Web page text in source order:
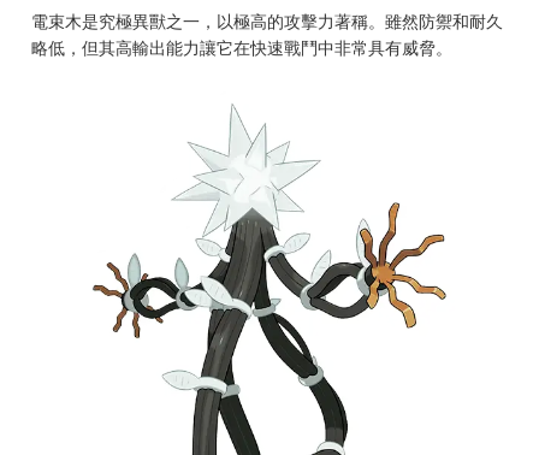
電束木是究極異獸之一，以極高的攻擊力著稱。雖然防禦和耐久
略低，但其高輸出能力讓它在快速戰鬥中非常具有威脅。